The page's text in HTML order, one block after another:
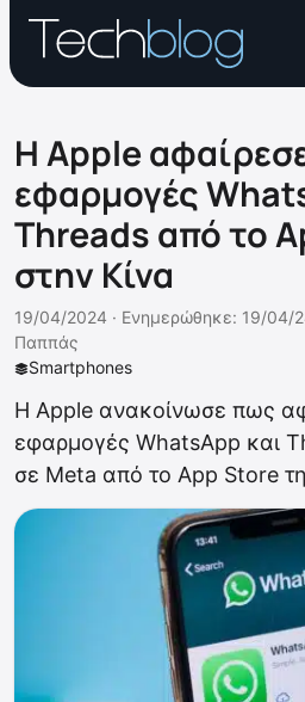
H Apple
εφαρμογές
Threads από το
στην Κίνα
Smartphones
19/04/2024 · Ενημερώθηκε: 19/04/
Παππάς
Η Apple ανακοίνωσε πως
εφαρμογές WhatsApp και
σε Meta από το App Store